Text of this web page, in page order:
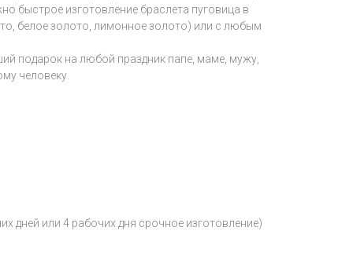
быстрое изготовление браслета пуговица в
белое золото, лимонное золото) или с любым
подарок на любой праздник папе, маме, мужу,
человеку.
дней или 4 рабочих дня срочное изготовление)